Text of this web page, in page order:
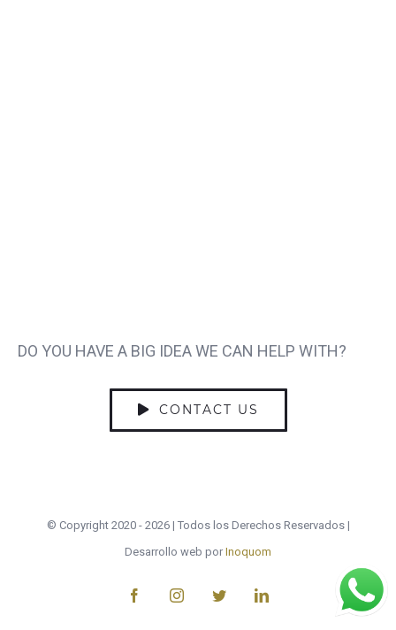
DO YOU HAVE A BIG IDEA WE CAN HELP WITH?
CONTACT US
© Copyright 2020 - 2026 | Todos los Derechos Reservados |
Desarrollo web por Inoquom
FacebookInstagramTwitterLinkedIn